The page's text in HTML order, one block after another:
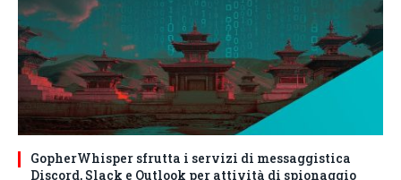
GopherWhisper sfrutta i servizi di messaggistica
Discord, Slack e Outlook per attività di spionaggio